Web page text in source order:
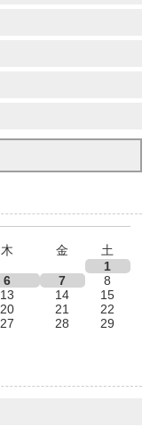
木 金
土
1
6 7
8
13 14
15
20 21
22
27 28
29